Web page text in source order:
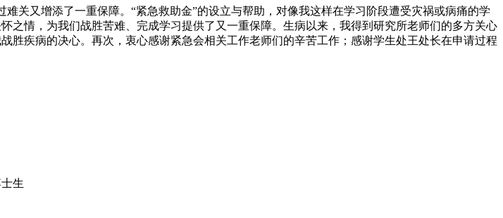
又增添了一重保障。“紧急救助金”的设立与帮助，对像我这样在学习阶段遭受灾祸或病痛的学
情，为我们战胜苦难、完成学习提供了又一重保障。生病以来，我得到研究所老师们的多方关心
疾病的决心。再次，衷心感谢紧急会相关工作老师们的辛苦工作；感谢学生处王处长在申请过程